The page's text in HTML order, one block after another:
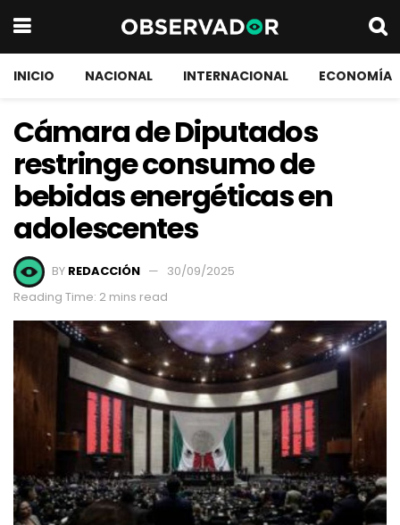
INICIO NACIONAL INTERNACIONAL ECONOMÍA
Cámara de Diputados
restringe consumo de
bebidas energéticas en
adolescentes
BY REDACCIÓN
30/09/2025
Reading Time: 2 mins read